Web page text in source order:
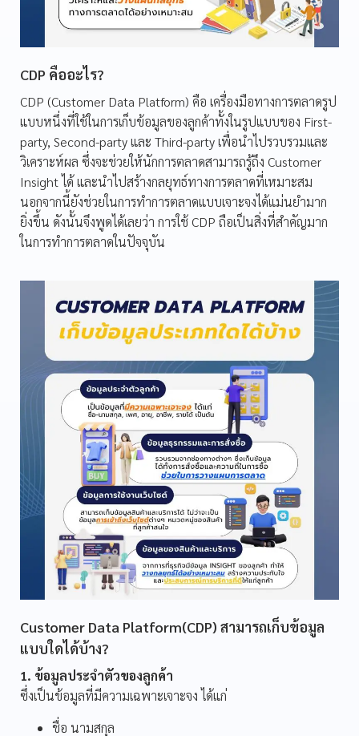
CDP คืออะไร?
CDP (Customer Data Platform) คือ เครื่องมือทางการตลาดรูป
แบบหนึ่งที่ใช้ในการเก็บข้อมูลของลูกค้าทั้งในรูปแบบของ First-
party, Second-party และ Third-party เพื่อนำไปรวบรวมและ
วิเคราะห์ผล ซึ่งจะช่วยให้นักการตลาดสามารถรู้ถึง Customer
Insight ได้ และนำไปสร้างกลยุทธ์ทางการตลาดที่เหมาะสม
นอกจากนี้ยังช่วยในการทำการตลาดแบบเจาะจงได้แม่นยำมาก
ยิ่งขึ้น ดังนั้นจึงพูดได้เลยว่า การใช้ CDP ถือเป็นสิ่งที่สำคัญมาก
ในการทำการตลาดในปัจจุบัน
Customer Data Platform(CDP) สามารถเก็บข้อมูล
แบบใดได้บ้าง?
1. ข้อมูลประจำตัวของลูกค้า
ซึ่งเป็นข้อมูลที่มีความเฉพาะเจาะจง ได้แก่
ชื่อ นามสกุล